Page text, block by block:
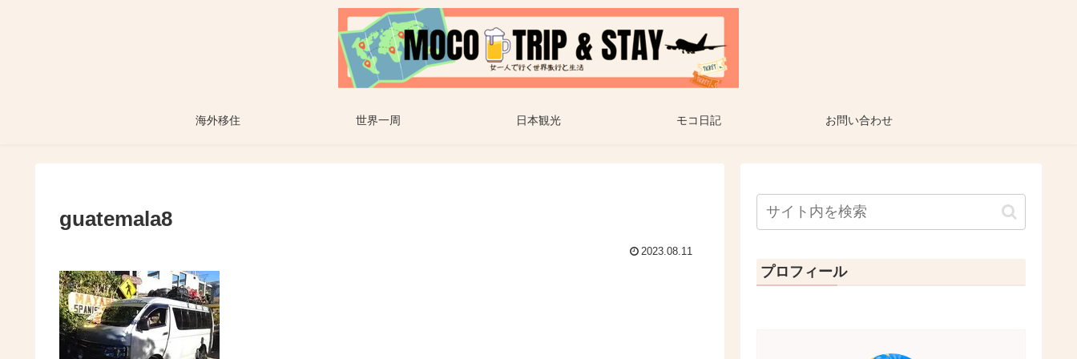
海外移住 世界一周 日本観光 モコ日記 お問い合わせ
guatemala8
2023.08.11
プロフィール